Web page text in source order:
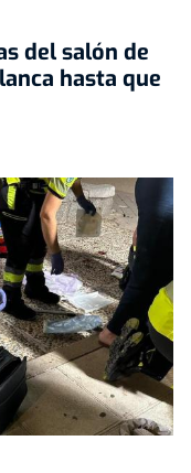
del salón de
hasta que